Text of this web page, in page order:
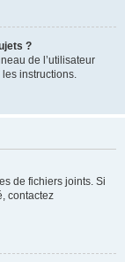
?
de l’utilisateur
les instructions.
de fichiers joints. Si
contactez